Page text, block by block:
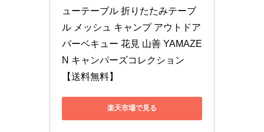
ューテーブル 折りたたみテーブ
ル メッシュ キャンプ アウトドア
バーベキュー 花見 山善 YAMAZE
N キャンパーズコレクション
【送料無料】
楽天市場で見る